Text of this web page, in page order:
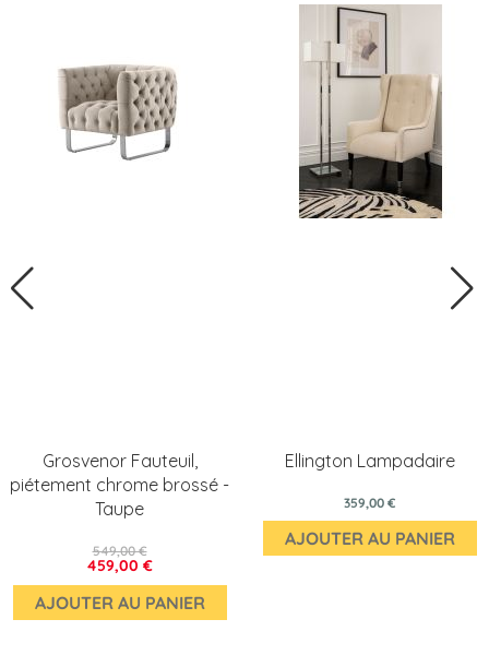
Grosvenor Fauteuil,
piétement chrome brossé -
Taupe
459,00 €
549,00 €
AJOUTER AU PANIER
Ellington Lampadaire
359,00 €
AJOUTER AU PANIER